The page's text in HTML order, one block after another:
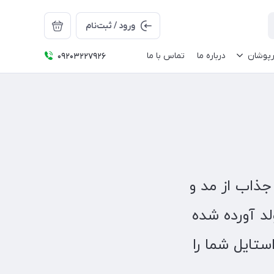
ورود / ثبت‌نام
درباره ما تماس با ما 09203227926
از مد و
آورده شده
شما را